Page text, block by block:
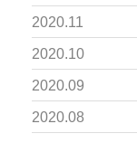
2020.11
2020.10
2020.09
2020.08